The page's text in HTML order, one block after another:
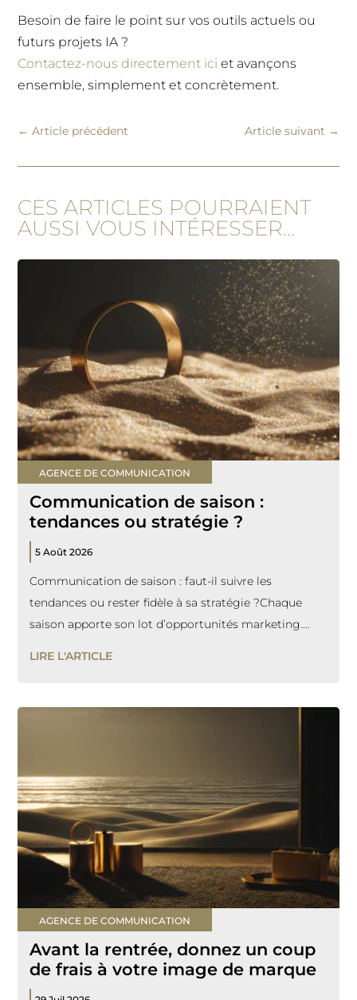
Besoin de faire le point sur vos outils actuels ou
futurs projets IA ?
Contactez-nous directement ici et avançons
ensemble, simplement et concrètement.
←Article précédent Article suivant →
CES ARTICLES POURRAIENT
AUSSI VOUS INTÉRESSER...
AGENCE DE COMMUNICATION
Communication de saison :
tendances ou stratégie ?
5 Août 2026
Communication de saison : faut-il suivre les
tendances ou rester fidèle à sa stratégie ?Chaque
saison apporte son lot d’opportunités marketing....
LIRE L'ARTICLE
AGENCE DE COMMUNICATION
Avant la rentrée, donnez un coup
de frais à votre image de marque